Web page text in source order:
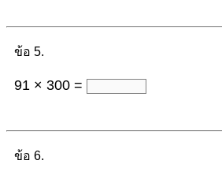
ข้อ 5.
91 × 300 =
ข้อ 6.